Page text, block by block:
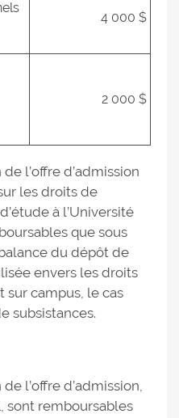
4 000 $
2 000 $
l’offre d’admission
les droits de
à l’Université
que sous
du dépôt de
envers les droits
campus, le cas
subsistances.
l’offre d’admission,
sont remboursables